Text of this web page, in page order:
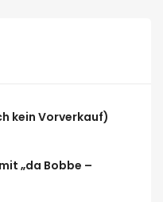
kein Vorverkauf)
„da Bobbe –